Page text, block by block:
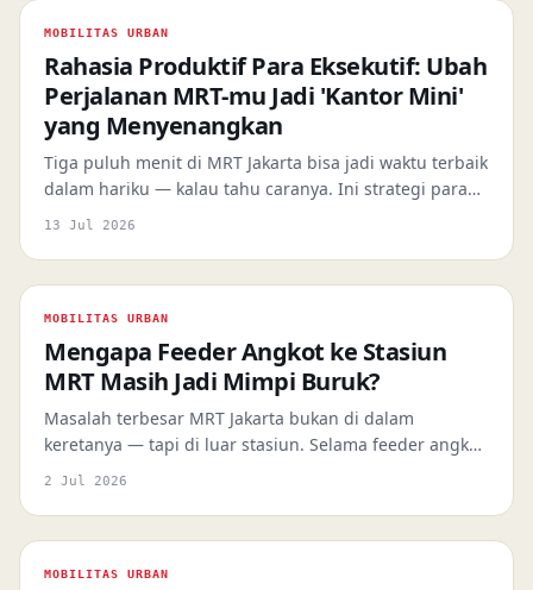
MOBILITAS URBAN
Rahasia Produktif Para Eksekutif: Ubah
Perjalanan MRT-mu Jadi 'Kantor Mini'
yang Menyenangkan
Tiga puluh menit di MRT Jakarta bisa jadi waktu terbaik
dalam hariku — kalau tahu caranya. Ini strategi para
profesional muda yang sudah membuktikannya.
13 Jul 2026
MOBILITAS URBAN
Mengapa Feeder Angkot ke Stasiun
MRT Masih Jadi Mimpi Buruk?
Masalah terbesar MRT Jakarta bukan di dalam
keretanya — tapi di luar stasiun. Selama feeder angkot
masih tak pasti dan trotoar masih terputus, inklusivitas
2 Jul 2026
MOBILITAS URBAN